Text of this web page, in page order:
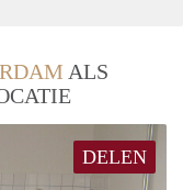
ALS
DELEN